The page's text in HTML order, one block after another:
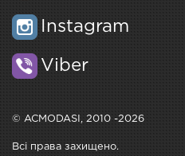
Instagram
Viber
© ACMODASI, 2010 -2026
Всі права захищено.